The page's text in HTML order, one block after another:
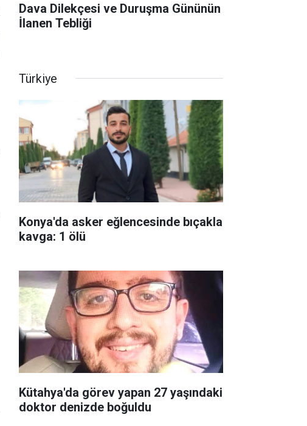
Dava Dilekçesi ve Duruşma Gününün
İlanen Tebliği
Türkiye
Konya'da asker eğlencesinde bıçakla
kavga: 1 ölü
Kütahya'da görev yapan 27 yaşındaki
doktor denizde boğuldu